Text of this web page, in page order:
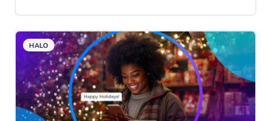
blikken we terug op verbeteringen die we
de afgelopen maanden hebben
doorgevoerd in HALO. Ontwikkelingen die
voice en chat dichter bij elkaar brengen en
organisaties helpen sneller en
consistenter te automatiseren.
HALO